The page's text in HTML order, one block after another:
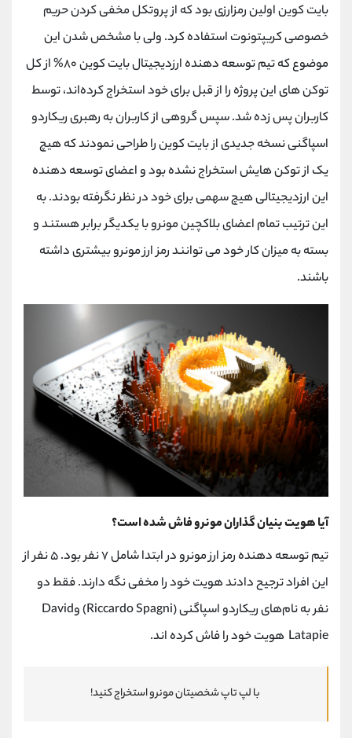
بایت کوین اولین رمزارزی بود که از پروتکل مخفی کردن حریم
خصوصی کریپتونوت استفاده کرد. ولی با مشخص شدن این
موضوع که تیم توسعه‌ دهنده ارزدیجیتال بایت کوین ۸۰% از کل
توکن های این پروژه را از قبل برای خود استخراج کرده‌اند، توسط
کاربران پس زده شد. سپس گروهی از کاربران به رهبری ریکاردو
اسپاگنی نسخه جدیدی از بایت کوین را طراحی نمودند که هیچ
یک از توکن هایش استخراج نشده بود و اعضای توسعه دهنده
این ارزدیجیتالی هیچ سهمی برای خود در نظر نگرفته بودند. به
این ترتیب تمام اعضای بلاکچین مونرو با یکدیگر برابر هستند و
بسته به میزان کار خود می توانند رمز ارز مونرو بیشتری داشته
باشند.
آیا هویت بنیان گذاران مونرو فاش شده است؟
تیم توسعه دهنده رمز ارز مونرو در ابتدا شامل ۷ نفر بود. ۵ نفر از
این افراد ترجیح دادند هویت خود را مخفی نگه دارند. فقط دو
نفر به نام‌های ریکاردو اسپاگنی (Riccardo Spagni) وDavid
Latapie هویت خود را فاش کرده اند.
با لپ تاپ شخصیتان مونرو استخراج کنید!